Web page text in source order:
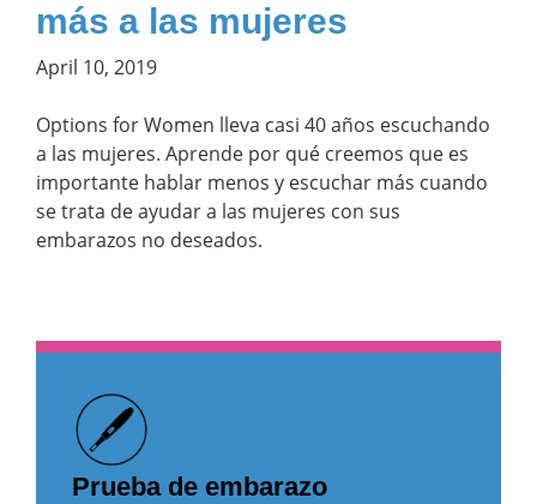
más a las mujeres
April 10, 2019
Options for Women lleva casi 40 años escuchando
a las mujeres. Aprende por qué creemos que es
importante hablar menos y escuchar más cuando
se trata de ayudar a las mujeres con sus
embarazos no deseados.
Prueba de embarazo